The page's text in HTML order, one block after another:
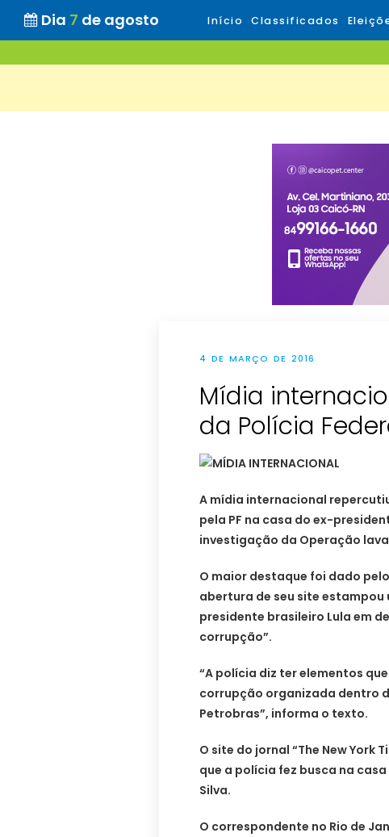
Dia 7 de agosto Início Classificados
4 DE MARÇO DE 2016
Mídia
da Polícia
A mídia internacional
pela PF na casa do ex-
investigação da Operação
O maior destaque foi dado
abertura de seu site estampou
presidente brasileiro Lula em
corrupção”.
“A polícia diz ter elementos
corrupção organizada dentro
Petrobras”, informa o texto.
O site do jornal “The New York
que a polícia fez busca na
Silva.
O correspondente no Rio de